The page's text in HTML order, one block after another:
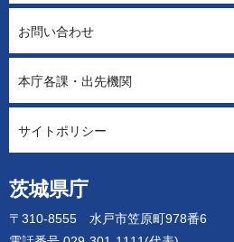
茨城県庁
〒310-8555 水戸市笠原町978番6
お問い合わせ
本庁各課・出先機関
サイトポリシー